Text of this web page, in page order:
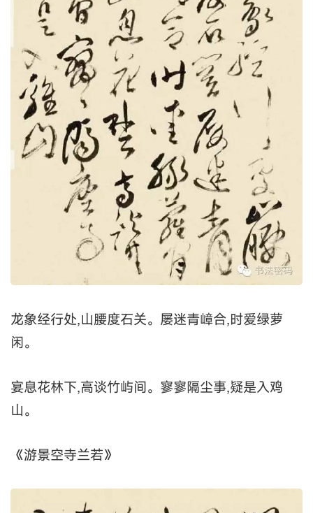
龙象经行处,山腰度石关。屡迷青嶂合,时爱绿萝
闲。
宴息花林下,高谈竹屿间。寥寥隔尘事,疑是入鸡
山。
《游景空寺兰若》